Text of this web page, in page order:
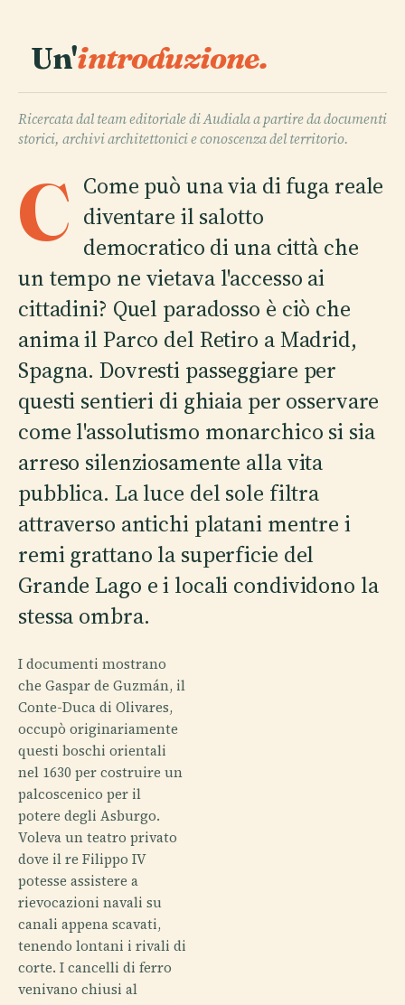
Un'introduzione.
Ricercata dal team editoriale di Audiala a partire da documenti
storici, archivi architettonici e conoscenza del territorio.
C Come può una via di fuga reale
diventare il salotto
democratico di una città che
un tempo ne vietava l'accesso ai
cittadini? Quel paradosso è ciò che
anima il Parco del Retiro a Madrid,
Spagna. Dovresti passeggiare per
questi sentieri di ghiaia per osservare
come l'assolutismo monarchico si sia
arreso silenziosamente alla vita
pubblica. La luce del sole filtra
attraverso antichi platani mentre i
remi grattano la superficie del
Grande Lago e i locali condividono la
stessa ombra.
I documenti mostrano
che Gaspar de Guzmán, il
Conte-Duca di Olivares,
occupò originariamente
questi boschi orientali
nel 1630 per costruire un
palcoscenico per il
potere degli Asburgo.
Voleva un teatro privato
dove il re Filippo IV
potesse assistere a
rievocazioni navali su
canali appena scavati,
tenendo lontani i rivali di
corte. I cancelli di ferro
venivano chiusi al